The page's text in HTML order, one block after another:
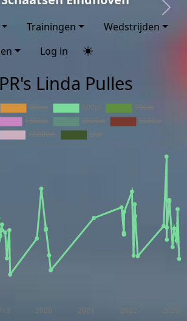
Next
Trainingen
Wedstrijden
Log in
Linda Pulles